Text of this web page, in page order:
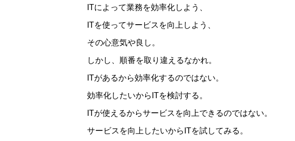
ITによって業務を効率化しよう、
ITを使ってサービスを向上しよう、
その心意気や良し。
しかし、順番を取り違えるなかれ。
ITがあるから効率化するのではない。
効率化したいからITを検討する。
ITが使えるからサービスを向上できるのではない。
サービスを向上したいからITを試してみる。